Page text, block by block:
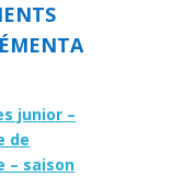
junior –
de
– saison